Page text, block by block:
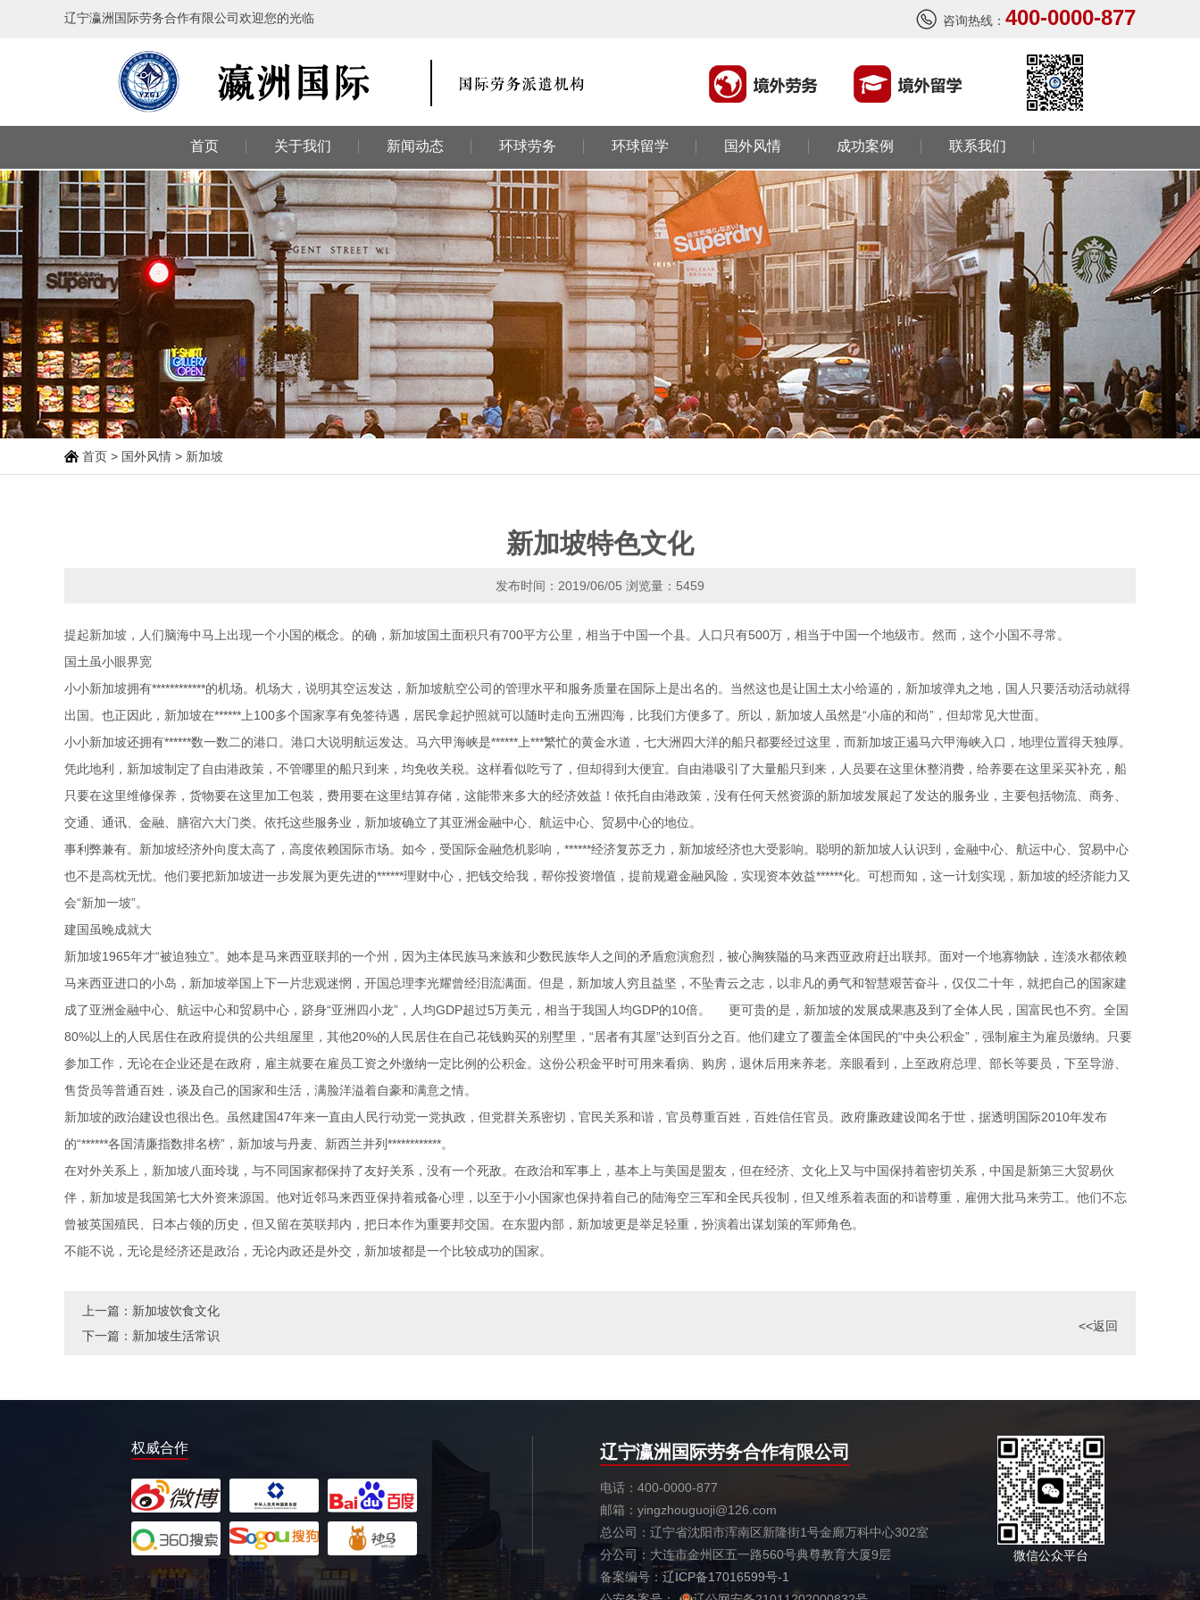
辽宁瀛洲国际劳务合作有限公司欢迎您的光临 咨询热线： 400-0000-877
首页 关于我们 新闻动态 环球劳务 环球留学 国外风情 成功案例 联系我们
首页 > 国外风情 > 新加坡
新加坡特色文化
发布时间：2019/06/05 浏览量：5459
提起新加坡，人们脑海中马上出现一个小国的概念。的确，新加坡国土面积只有700平方公里，相当于中国一个县。人口只有500万，相当于中国一个地级市。然而，这个小国不寻常。
国土虽小眼界宽
小小新加坡拥有************的机场。机场大，说明其空运发达，新加坡航空公司的管理水平和服务质量在国际上是出名的。当然这也是让国土太小给逼的，新加坡弹丸之地，国人只要活动活动就得
出国。也正因此，新加坡在******上100多个国家享有免签待遇，居民拿起护照就可以随时走向五洲四海，比我们方便多了。所以，新加坡人虽然是“小庙的和尚”，但却常见大世面。
小小新加坡还拥有******数一数二的港口。港口大说明航运发达。马六甲海峡是******上***繁忙的黄金水道，七大洲四大洋的船只都要经过这里，而新加坡正遏马六甲海峡入口，地理位置得天独厚。
凭此地利，新加坡制定了自由港政策，不管哪里的船只到来，均免收关税。这样看似吃亏了，但却得到大便宜。自由港吸引了大量船只到来，人员要在这里休整消费，给养要在这里采买补充，船
只要在这里维修保养，货物要在这里加工包装，费用要在这里结算存储，这能带来多大的经济效益！依托自由港政策，没有任何天然资源的新加坡发展起了发达的服务业，主要包括物流、商务、
交通、通讯、金融、膳宿六大门类。依托这些服务业，新加坡确立了其亚洲金融中心、航运中心、贸易中心的地位。
事利弊兼有。新加坡经济外向度太高了，高度依赖国际市场。如今，受国际金融危机影响，******经济复苏乏力，新加坡经济也大受影响。聪明的新加坡人认识到，金融中心、航运中心、贸易中心
也不是高枕无忧。他们要把新加坡进一步发展为更先进的******理财中心，把钱交给我，帮你投资增值，提前规避金融风险，实现资本效益******化。可想而知，这一计划实现，新加坡的经济能力又
会“新加一坡”。
建国虽晚成就大
新加坡1965年才“被迫独立”。她本是马来西亚联邦的一个州，因为主体民族马来族和少数民族华人之间的矛盾愈演愈烈，被心胸狭隘的马来西亚政府赶出联邦。面对一个地寡物缺，连淡水都依赖
马来西亚进口的小岛，新加坡举国上下一片悲观迷惘，开国总理李光耀曾经泪流满面。但是，新加坡人穷且益坚，不坠青云之志，以非凡的勇气和智慧艰苦奋斗，仅仅二十年，就把自己的国家建
成了亚洲金融中心、航运中心和贸易中心，跻身“亚洲四小龙”，人均GDP超过5万美元，相当于我国人均GDP的10倍。 更可贵的是，新加坡的发展成果惠及到了全体人民，国富民也不穷。全国
80%以上的人民居住在政府提供的公共组屋里，其他20%的人民居住在自己花钱购买的别墅里，“居者有其屋”达到百分之百。他们建立了覆盖全体国民的“中央公积金”，强制雇主为雇员缴纳。只要
参加工作，无论在企业还是在政府，雇主就要在雇员工资之外缴纳一定比例的公积金。这份公积金平时可用来看病、购房，退休后用来养老。亲眼看到，上至政府总理、部长等要员，下至导游、
售货员等普通百姓，谈及自己的国家和生活，满脸洋溢着自豪和满意之情。
新加坡的政治建设也很出色。虽然建国47年来一直由人民行动党一党执政，但党群关系密切，官民关系和谐，官员尊重百姓，百姓信任官员。政府廉政建设闻名于世，据透明国际2010年发布
的“******各国清廉指数排名榜”，新加坡与丹麦、新西兰并列************。
在对外关系上，新加坡八面玲珑，与不同国家都保持了友好关系，没有一个死敌。在政治和军事上，基本上与美国是盟友，但在经济、文化上又与中国保持着密切关系，中国是新第三大贸易伙
伴，新加坡是我国第七大外资来源国。他对近邻马来西亚保持着戒备心理，以至于小小国家也保持着自己的陆海空三军和全民兵役制，但又维系着表面的和谐尊重，雇佣大批马来劳工。他们不忘
曾被英国殖民、日本占领的历史，但又留在英联邦内，把日本作为重要邦交国。在东盟内部，新加坡更是举足轻重，扮演着出谋划策的军师角色。
不能不说，无论是经济还是政治，无论内政还是外交，新加坡都是一个比较成功的国家。
上一篇： 新加坡饮食文化
下一篇： 新加坡生活常识
<<返回
权威合作 辽宁瀛洲国际劳务合作有限公司
电话：400-0000-877
邮箱：yingzhouguoji@126.com
总公司：辽宁省沈阳市浑南区新隆街1号金廊万科中心302室
分公司：大连市金州区五一路560号典尊教育大厦9层
备案编号：辽ICP备17016599号-1
微信公众平台